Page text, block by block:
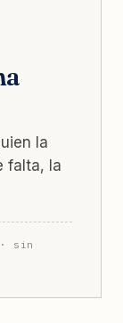
la
falta, la
sin